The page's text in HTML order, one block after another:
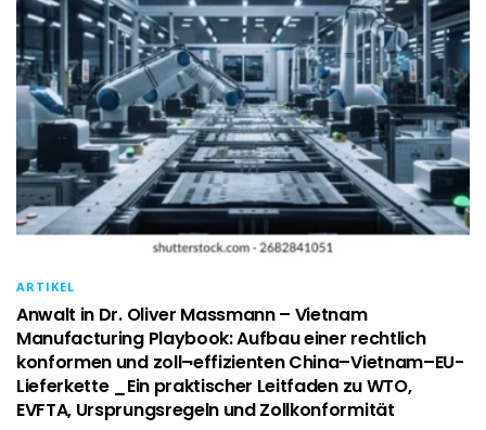
ARTIKEL
Anwalt in Dr. Oliver Massmann – Vietnam
Manufacturing Playbook: Aufbau einer rechtlich
konformen und zoll¬effizienten China–Vietnam–EU-
Lieferkette _Ein praktischer Leitfaden zu WTO,
EVFTA, Ursprungsregeln und Zollkonformität